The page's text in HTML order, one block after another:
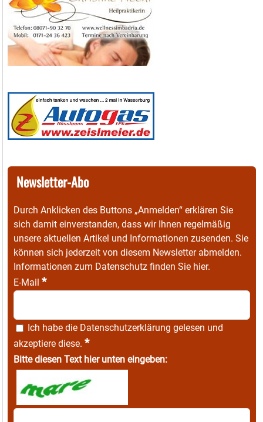
Newsletter-Abo
Durch Anklicken des Buttons „Anmelden“ erklären Sie
sich damit einverstanden, dass wir Ihnen regelmäßig
unsere aktuellen Artikel und Informationen zusenden. Sie
können sich jederzeit von diesem Newsletter abmelden.
Informationen zum Datenschutz finden Sie hier.
E-Mail *
Ich habe die Datenschutzerklärung gelesen und
akzeptiere diese. *
Bitte diesen Text hier unten eingeben: